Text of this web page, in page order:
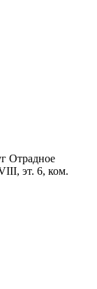
Отрадное
эт. 6, ком.